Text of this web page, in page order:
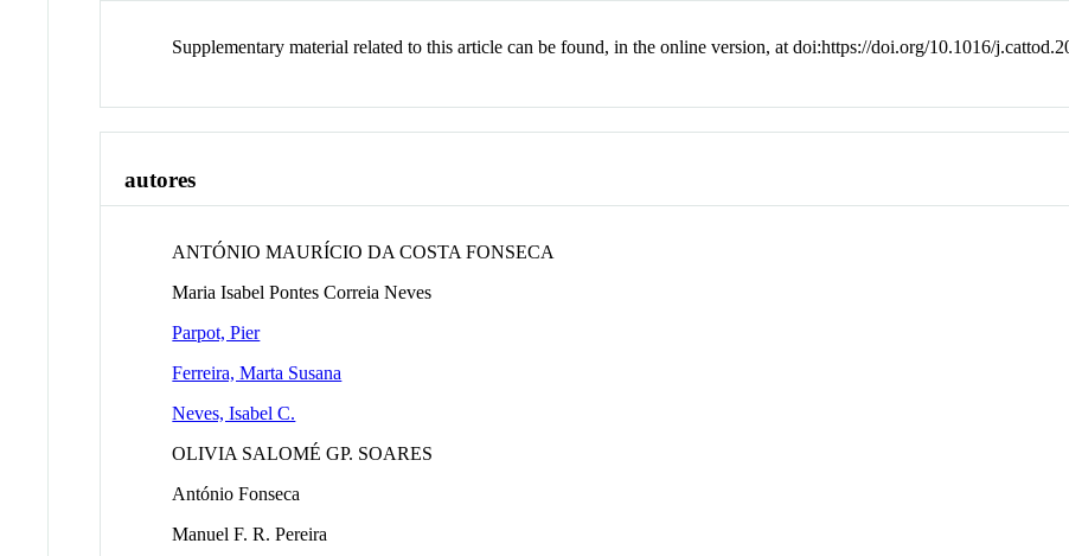
Supplementary material related to this article can be found, in the online version, at doi:https://doi.org/10.1016/
autores
ANTÓNIO MAURÍCIO DA COSTA FONSECA
Maria Isabel Pontes Correia Neves
Parpot, Pier
Ferreira, Marta Susana
Neves, Isabel C.
OLIVIA SALOMÉ GP. SOARES
António Fonseca
Manuel F. R. Pereira